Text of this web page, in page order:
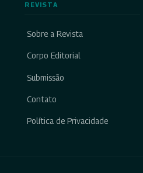
REVISTA
Sobre a Revista
Corpo Editorial
Submissão
Contato
Política de Privacidade